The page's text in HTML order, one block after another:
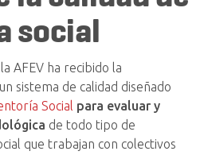
social
AFEV ha recibido la
sistema de calidad diseñado
Social para evaluar y
de todo tipo de
que trabajan con colectivos